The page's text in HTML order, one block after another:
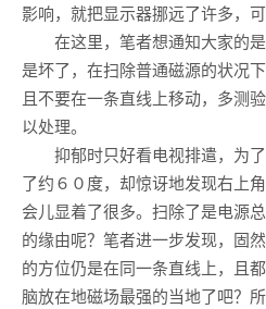
影响，就把显示器挪远了许多，
在这里，笔者想通知大家的是
是坏了，在扫除普通磁源的状况
且不要在一条直线上移动，多测
以处理。
抑郁时只好看电视排遣，为了
了约６０度，却惊讶地发现右上
会儿显着了很多。扫除了是电源
的缘由呢？笔者进一步发现，固
的方位仍是在同一条直线上，且
脑放在地磁场最强的当地了吧？